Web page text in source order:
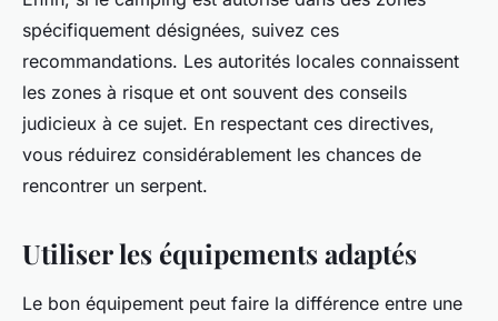
spécifiquement désignées, suivez ces
recommandations. Les autorités locales connaissent
les zones à risque et ont souvent des conseils
judicieux à ce sujet. En respectant ces directives,
vous réduirez considérablement les chances de
rencontrer un serpent.
Utiliser les équipements adaptés
Le bon équipement peut faire la différence entre une